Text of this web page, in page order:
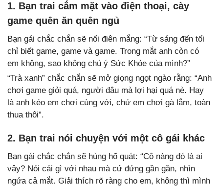
1. Bạn trai cắm mặt vào điện thoại, cày
game quên ăn quên ngủ
Bạn gái chắc chắn sẽ nổi điên mắng: “Từ sáng đến tối
chỉ biết game, game và game. Trong mắt anh còn có
em không, sao không chú ý Sức Khỏe của mình?”
“Trà xanh” chắc chắn sẽ mở giọng ngọt ngào rằng: “Anh
chơi game giỏi quá, người đâu mà lợi hại quá nè. Hay
là anh kéo em chơi cùng với, chứ em chơi gà lắm, toàn
thua thôi”.
2. Bạn trai nói chuyện với một cô gái khác
Bạn gái chắc chắn sẽ hùng hổ quát: “Cô nàng đó là ai
vậy? Nói cái gì với nhau mà cứ đứng gần gần, nhìn
ngứa cả mắt. Giải thích rõ ràng cho em, không thì mình